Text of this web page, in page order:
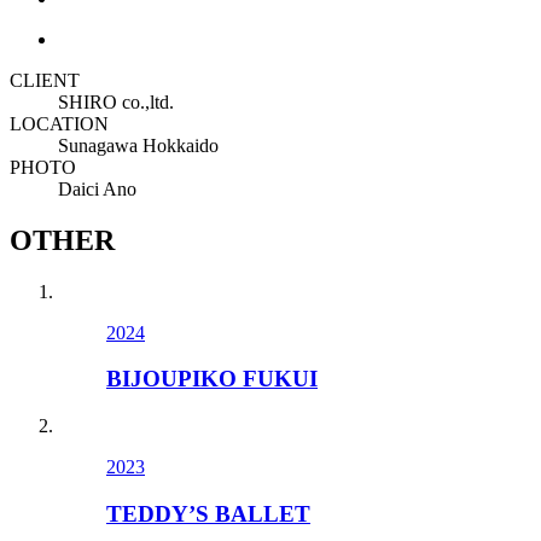
CLIENT
SHIRO co.,ltd.
LOCATION
Sunagawa Hokkaido
PHOTO
Daici Ano
OTHER
2024
BIJOUPIKO FUKUI
2023
TEDDY’S BALLET